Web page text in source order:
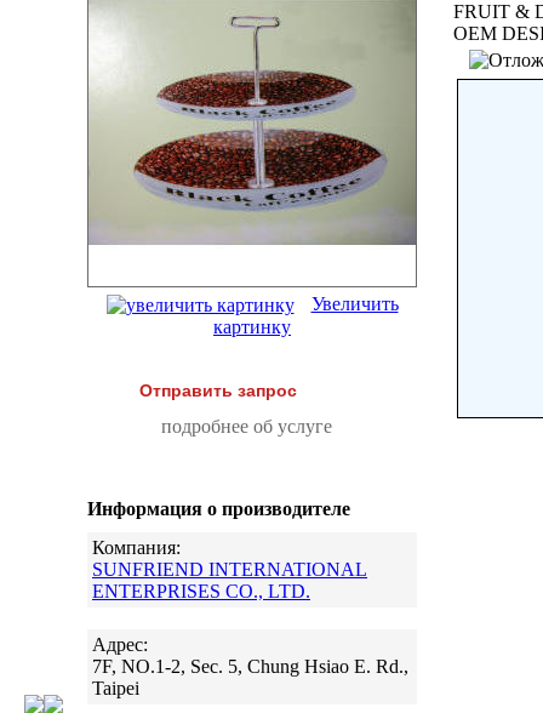
Увеличить
картинку
Отправить запрос
подробнее об услуге
Информация о производителе
Компания:
SUNFRIEND INTERNATIONAL
ENTERPRISES CO., LTD.
Адрес:
7F, NO.1-2, Sec. 5, Chung Hsiao E. Rd.,
Taipei
FRUIT &
OEM